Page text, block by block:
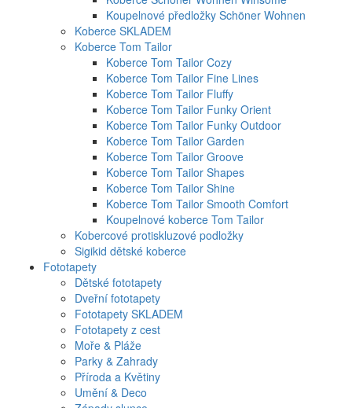
Koupelnové předložky Schöner Wohnen
Koberce SKLADEM
Koberce Tom Tailor
Koberce Tom Tailor Cozy
Koberce Tom Tailor Fine Lines
Koberce Tom Tailor Fluffy
Koberce Tom Tailor Funky Orient
Koberce Tom Tailor Funky Outdoor
Koberce Tom Tailor Garden
Koberce Tom Tailor Groove
Koberce Tom Tailor Shapes
Koberce Tom Tailor Shine
Koberce Tom Tailor Smooth Comfort
Koupelnové koberce Tom Tailor
Kobercové protiskluzové podložky
Sigikid dětské koberce
Fototapety
Dětské fototapety
Dveřní fototapety
Fototapety SKLADEM
Fototapety z cest
Moře & Pláže
Parky & Zahrady
Příroda a Květiny
Umění & Deco